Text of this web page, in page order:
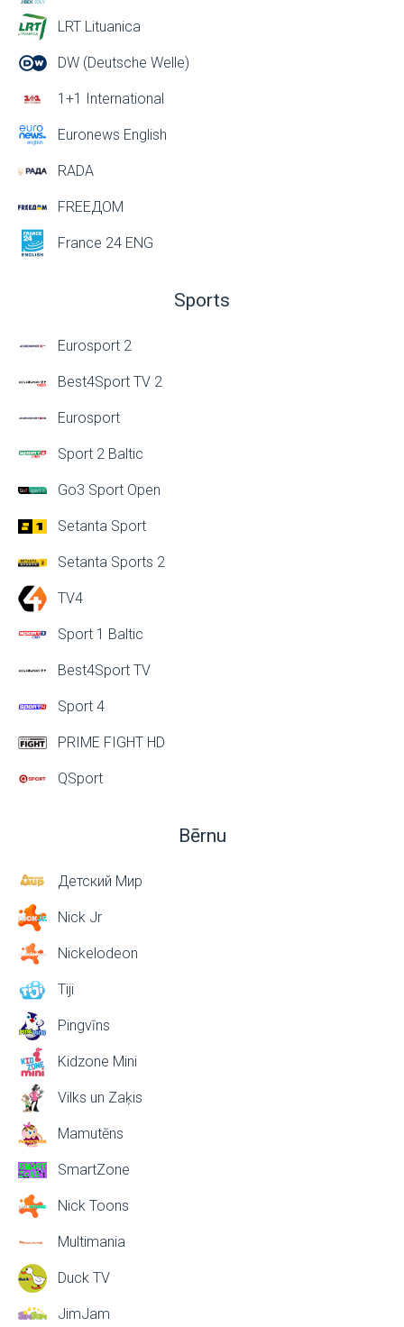
LRT Lituanica
DW (Deutsche Welle)
1+1 International
Euronews English
RADA
FREEДОМ
France 24 ENG
Sports
Eurosport 2
Best4Sport TV 2
Eurosport
Sport 2 Baltic
Go3 Sport Open
Setanta Sport
Setanta Sports 2
TV4
Sport 1 Baltic
Best4Sport TV
Sport 4
PRIME FIGHT HD
QSport
Bērnu
Детский Мир
Nick Jr
Nickelodeon
Tiji
Pingvīns
Kidzone Mini
Vilks un Zaķis
Mamutēns
SmartZone
Nick Toons
Multimania
Duck TV
JimJam